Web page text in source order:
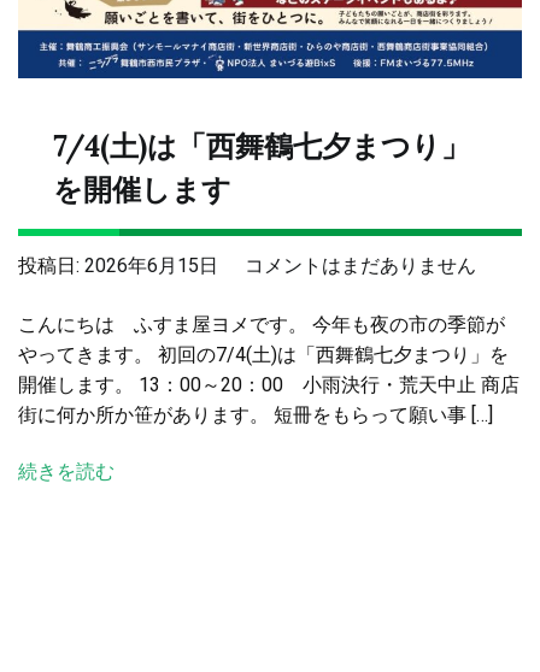
7/4(土)は「西舞鶴七夕まつり」
を開催します
投稿日: 2026年6月15日
7/4(土)
「西
舞
鶴
七
コメントはまだありません
こんにちは ふすま屋ヨメです。 今年も夜の市の季節が
やってきます。 初回の7/4(土)は「西舞鶴七夕まつり」を
開催します。 13：00～20：00 小雨決行・荒天中止 商店
街に何か所か笹があります。 短冊をもらって願い事 […]
続きを読む